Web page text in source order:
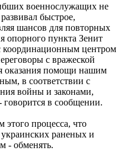
военнослужащих не
быстрое,
шансов для повторных
опорного пункта Зенит
координационным центром
с вражеской
оказания помощи нашим
в соответствии с
войны и законами,
в сообщении.
этого процесса, что
раненых и
- обменять.